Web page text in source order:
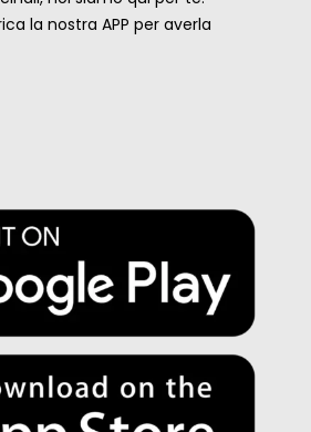
la nostra APP per averla